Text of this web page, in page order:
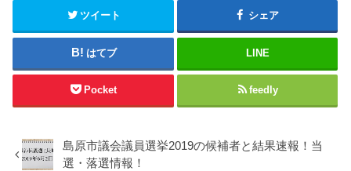
ツイート シェア
はてブ LINE
Pocket feedly
島原市議会議員選挙2019の候補者と結果速報！当
選・落選情報！